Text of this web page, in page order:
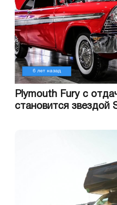
6 лет назад
Plymouth Fury с
становится звездой